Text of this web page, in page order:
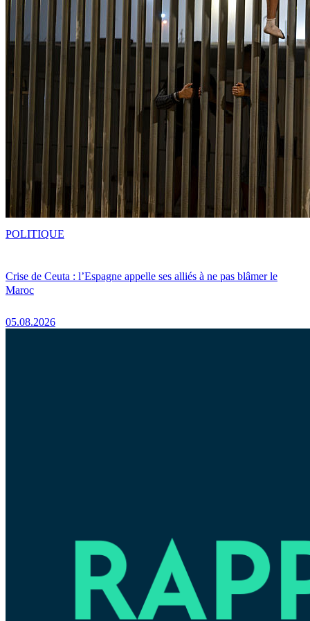
Crise de Ceuta : l’Espagne appelle ses alliés à ne pas blâmer le
Maroc
05.08.2026
POLITIQUE